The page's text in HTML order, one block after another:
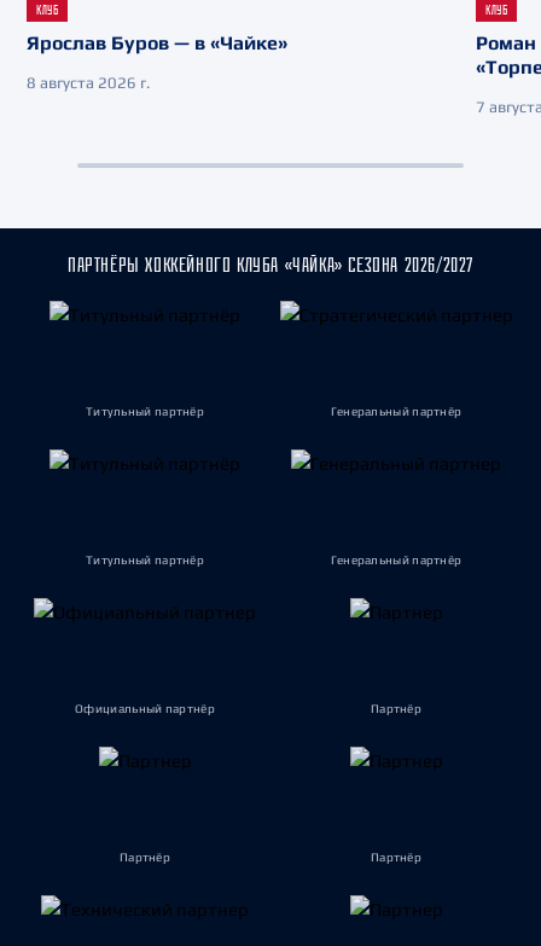
КЛУБ
Ярослав Буров — в «Чайке»
8 августа 2026 г.
КЛУБ
Роман
7
ПАРТНЁРЫ ХОККЕЙНОГО КЛУБА «ЧАЙКА» СЕЗОНА 2026/2027
Титульный партнёр Генеральный партнёр
Титульный партнёр Генеральный партнёр
Официальный партнёр Партнёр
Партнёр Партнёр